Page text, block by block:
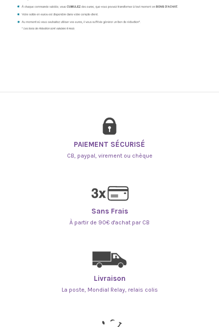
PAIEMENT SÉCURISÉ
CB, paypal, virement ou chèque
Sans Frais
À partir de 90€ d'achat par CB
Livraison
La poste, Mondial Relay, relais colis